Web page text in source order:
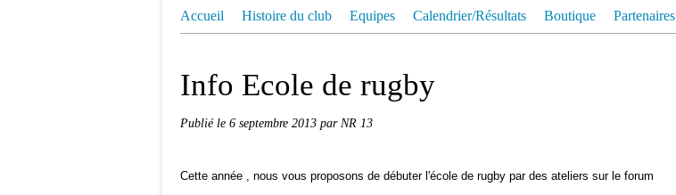
Accueil Histoire du club Equipes Calendrier/Résultats Boutique Partenaires
Info Ecole de rugby
Publié le 6 septembre 2013 par NR 13
Cette année , nous vous proposons de débuter l'école de rugby par des ateliers sur le forum